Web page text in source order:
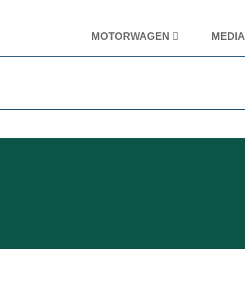
MOTORWAGEN MEDIA